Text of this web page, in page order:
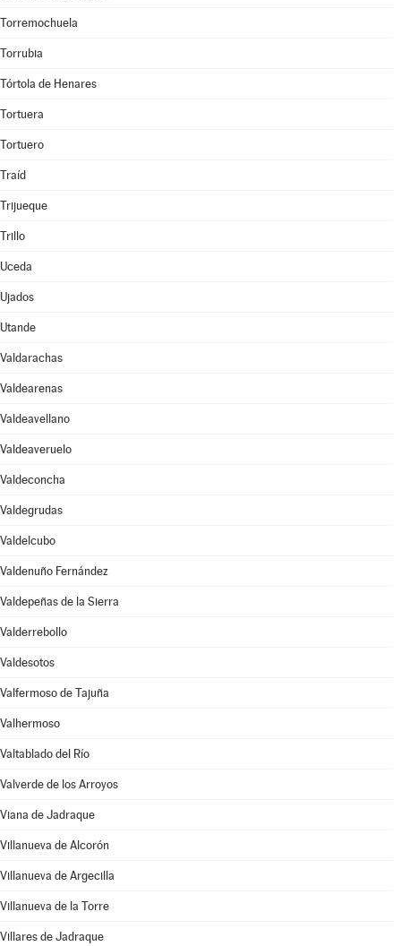
Torremochuela
Torrubia
Tórtola de Henares
Tortuera
Tortuero
Traíd
Trijueque
Trillo
Uceda
Ujados
Utande
Valdarachas
Valdearenas
Valdeavellano
Valdeaveruelo
Valdeconcha
Valdegrudas
Valdelcubo
Valdenuño Fernández
Valdepeñas de la Sierra
Valderrebollo
Valdesotos
Valfermoso de Tajuña
Valhermoso
Valtablado del Río
Valverde de los Arroyos
Viana de Jadraque
Villanueva de Alcorón
Villanueva de Argecilla
Villanueva de la Torre
Villares de Jadraque